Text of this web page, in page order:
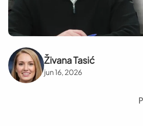
Živana Tasić
jun 16, 2026